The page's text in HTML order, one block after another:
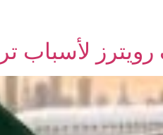
رويترز لأسباب